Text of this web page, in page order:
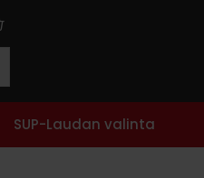
SUP-Laudan valinta